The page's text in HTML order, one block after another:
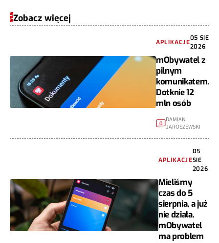
Zobacz więcej
APLIKACJE
05 SIE
2026
mObywatel z
pilnym
komunikatem.
Dotknie 12
mln osób
0
DAMIAN
JAROSZEWSKI
APLIKACJE
05
SIE
2026
Mieliśmy
czas do 5
sierpnia, a już
nie działa.
mObywatel
ma problem